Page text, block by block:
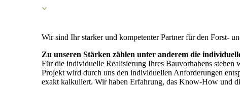
Wir sind Ihr starker und kompetenter Partner für den Forst-
Zu unseren Stärken zählen unter anderem die
Für die individuelle Realisierung Ihres Bauvorhabens
Projekt wird durch uns den individuellen Anforderungen
exakt kalkuliert. Wir haben Erfahrung, das Know-How und